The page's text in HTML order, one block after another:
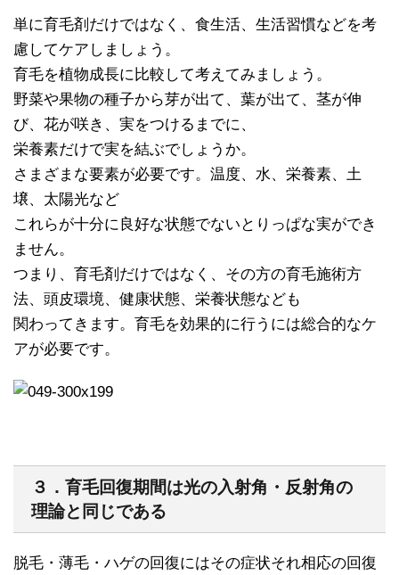
単に育毛剤だけではなく、食生活、生活習慣などを考
慮してケアしましょう。
育毛を植物成長に比較して考えてみましょう。
野菜や果物の種子から芽が出て、葉が出て、茎が伸
び、花が咲き、実をつけるまでに、
栄養素だけで実を結ぶでしょうか。
さまざまな要素が必要です。温度、水、栄養素、土
壌、太陽光など
これらが十分に良好な状態でないとりっぱな実ができ
ません。
つまり、育毛剤だけではなく、その方の育毛施術方
法、頭皮環境、健康状態、栄養状態なども
関わってきます。育毛を効果的に行うには総合的なケ
アが必要です。
３．育毛回復期間は光の入射角・反射角の
理論と同じである
脱毛・薄毛・ハゲの回復にはその症状それ相応の回復